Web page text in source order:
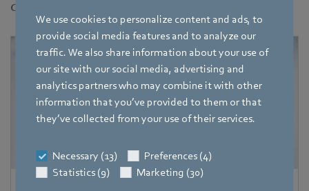
We use cookies to personalize content and ads, to
provide social media features and to analyze our
traffic. We also share information about your use of
our site with our social media, advertising and
analytics partners who may combine it with other
information that you’ve provided to them or that
they’ve collected from your use of their services.
Necessary (13)
Preferences (4)
Statistics (9)
Marketing (30)
Contact